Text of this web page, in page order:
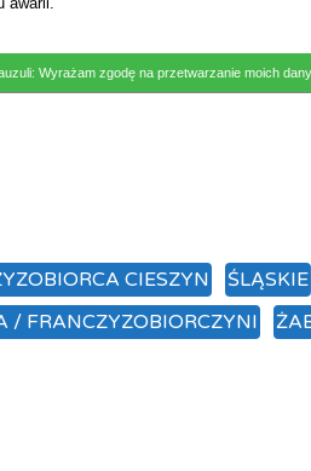
Wyrażam zgodę na przetwarzanie moich
CIESZYN ŚLĄSKIE
/ FRANCZYZOBIORCZYNI